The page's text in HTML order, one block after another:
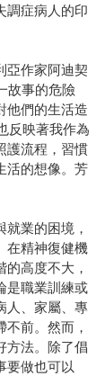
調症病人的印
亞作家阿迪契
故事的危險
他們的生活造
反映著我作為
護流程，習慣
活的想像。芳
業的困境，
在精神復健機
高度不大，
是職業訓練或
人、家屬、專
前。然而，
方法。除了倡
要做也可以